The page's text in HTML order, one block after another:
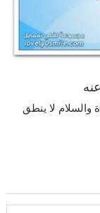
والسلام لا ينطق